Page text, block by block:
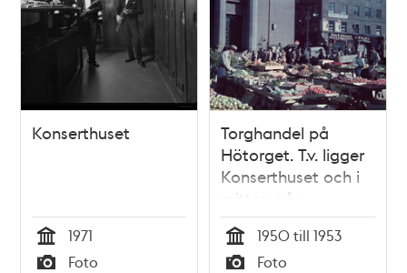
Konserthuset
Tid
1971
Foto
Torghandel på
Hötorget. T.v. ligger
Konserthuset och i
mitten går
Oxtorgsgatan
österut. T.h. är
Sergelgatan 12 och
Tid
1950 till 1953
Foto